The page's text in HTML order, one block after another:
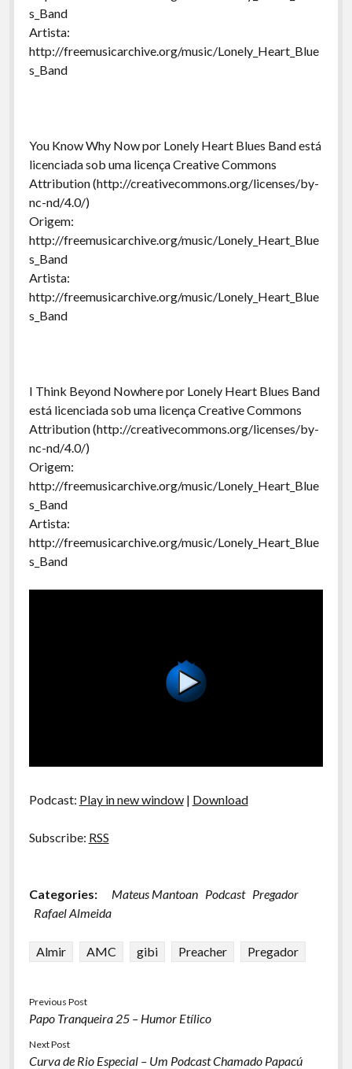
s_Band
Artista:
http://freemusicarchive.org/music/Lonely_Heart_Blue
s_Band
You Know Why Now por Lonely Heart Blues Band está
licenciada sob uma licença Creative Commons
Attribution (http://creativecommons.org/licenses/by-
nc-nd/4.0/)
Origem:
http://freemusicarchive.org/music/Lonely_Heart_Blue
s_Band
Artista:
http://freemusicarchive.org/music/Lonely_Heart_Blue
s_Band
I Think Beyond Nowhere por Lonely Heart Blues Band
está licenciada sob uma licença Creative Commons
Attribution (http://creativecommons.org/licenses/by-
nc-nd/4.0/)
Origem:
http://freemusicarchive.org/music/Lonely_Heart_Blue
s_Band
Artista:
http://freemusicarchive.org/music/Lonely_Heart_Blue
s_Band
Podcast: Play in new window| Download
Subscribe: RSS
Categories: Mateus Mantoan Podcast Pregador
Rafael Almeida
Almir AMC gibi Preacher Pregador
Previous Post
Papo Tranqueira 25 – Humor Etílico
Next Post
Curva de Rio Especial – Um Podcast Chamado Papacú